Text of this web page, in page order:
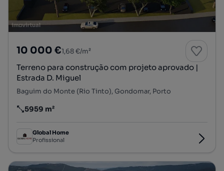
10 000 €1,68 €/m²
Terreno para construção com projeto aprovado |
Estrada D. Miguel
Baguim do Monte (Rio Tinto), Gondomar, Porto
Preço por metro quadrado
5959 m²
Global Home
Profissional